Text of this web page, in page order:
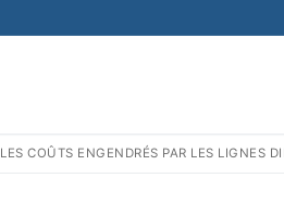
COÛTS ENGENDRÉS PAR LES LIGNES